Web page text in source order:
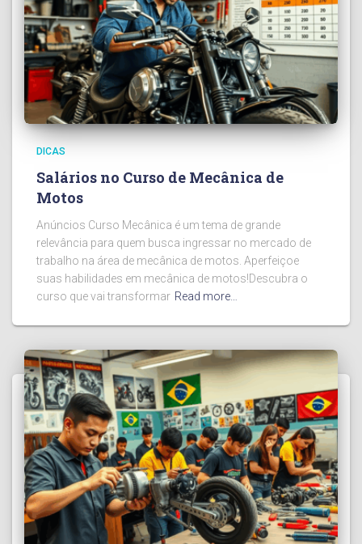
DICAS
Salários no Curso de Mecânica de
Motos
Anúncios Curso Mecânica é um tema de grande
relevância para quem busca ingressar no mercado de
trabalho na área de mecânica de motos. Aperfeiçoe
suas habilidades em mecânica de motos!Descubra o
curso que vai transformar Read more…